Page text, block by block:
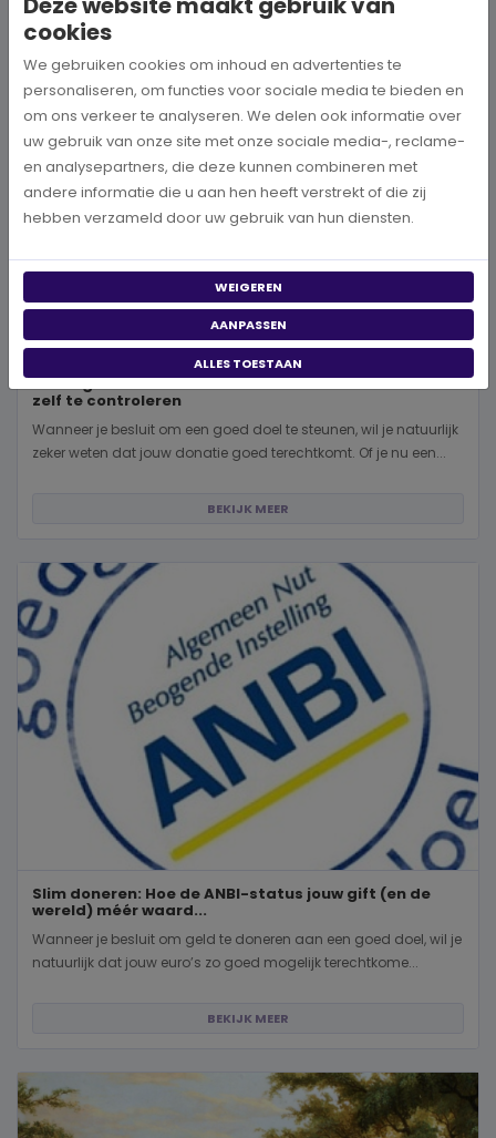
Is een goed doel betrouwbaar? 5 manieren om dit
zelf te controleren
Wanneer je besluit om een goed doel te steunen, wil je natuurlijk
zeker weten dat jouw donatie goed terechtkomt. Of je nu een...
BEKIJK MEER
Slim doneren: Hoe de ANBI-status jouw gift (en de
wereld) méér waard...
Wanneer je besluit om geld te doneren aan een goed doel, wil je
natuurlijk dat jouw euro’s zo goed mogelijk terechtkome...
BEKIJK MEER
cookies
We gebruiken cookies om inhoud en advertenties te
personaliseren, om functies voor sociale media te bieden en
om ons verkeer te analyseren. We delen ook informatie over
uw gebruik van onze site met onze sociale media-, reclame-
en analysepartners, die deze kunnen combineren met
andere informatie die u aan hen heeft verstrekt of die zij
hebben verzameld door uw gebruik van hun diensten.
WEIGEREN
AANPASSEN
ALLES TOESTAAN